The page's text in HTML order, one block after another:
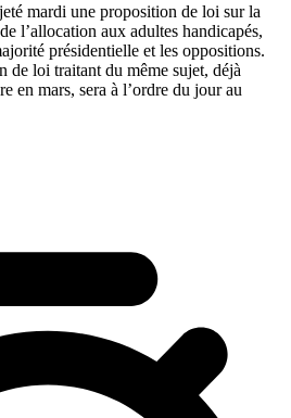
mardi une proposition de loi sur la
l’allocation aux adultes handicapés,
présidentielle et les oppositions.
de loi traitant du même sujet, déjà
en mars, sera à l’ordre du jour au